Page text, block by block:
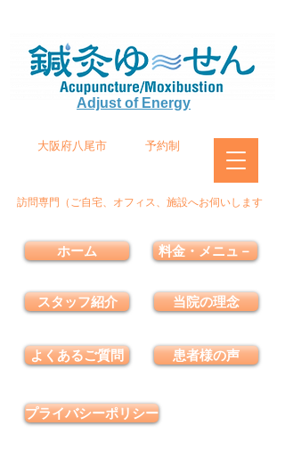
Adjust of Energy
大阪府八尾市 予約制
訪問専門（ご自宅、オフィス、施設へお伺いします
ホーム
スタッフ紹介
よくあるご質問
料金・メニュ－
当院の理念
患者様の声
プライバシーポリシー